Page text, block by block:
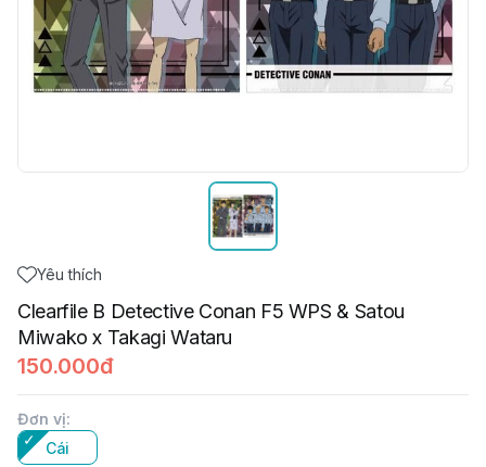
Yêu thích
Clearfile B Detective Conan F5 WPS & Satou
Miwako x Takagi Wataru
150.000đ
Đơn vị:
Cái